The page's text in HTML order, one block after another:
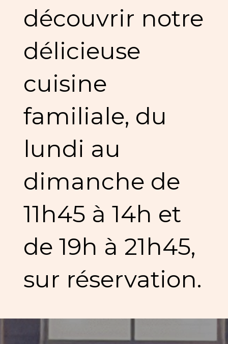
découvrir notre
délicieuse
cuisine
familiale, du
lundi au
dimanche de
11h45 à 14h et
de 19h à 21h45,
sur réservation.